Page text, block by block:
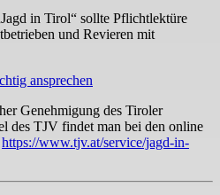
in Tirol“ sollte Pflichtlektüre
und Revieren mit
ansprechen
Genehmigung des Tiroler
des TJV findet man bei den online
https://www.tjv.at/service/jagd-in-